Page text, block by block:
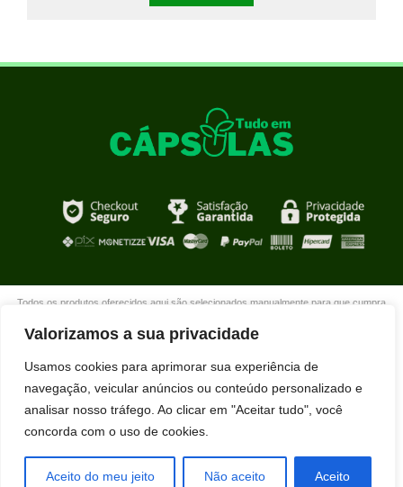
Valorizamos a sua privacidade
Usamos cookies para aprimorar sua experiência de
navegação, veicular anúncios ou conteúdo personalizado e
analisar nosso tráfego. Ao clicar em "Aceitar tudo", você
concorda com o uso de cookies.
Aceito do meu jeito Não aceito Aceito
Todos os produtos oferecidos aqui são selecionados manualmente para que cumpra
extraordinários para você que está realmente comprometido com sua mudança. Boas